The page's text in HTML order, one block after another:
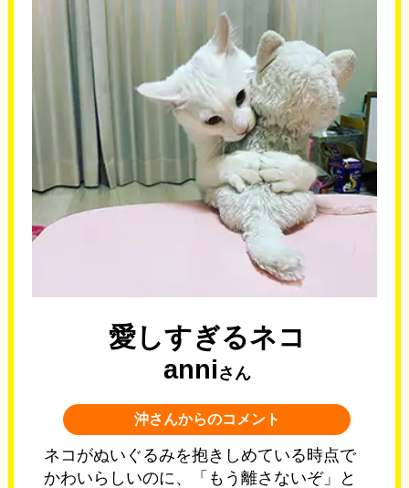
愛しすぎるネコ
anni さん
沖さんからのコメント
ネコがぬいぐるみを抱きしめている時点で
かわいらしいのに、「もう離さないぞ」と